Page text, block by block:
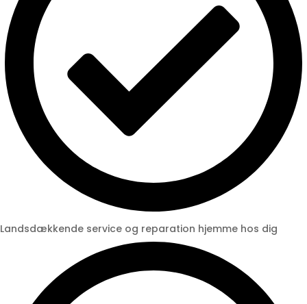
Landsdækkende service og reparation hjemme hos dig